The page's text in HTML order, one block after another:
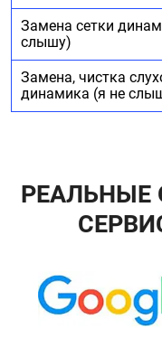
Замена сетки
слышу)
Замена, чистка
динамика (я не